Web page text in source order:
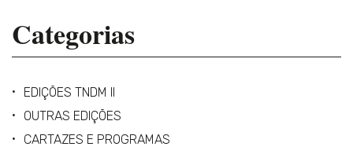
Categorias
EDIÇÕES TNDM II
OUTRAS EDIÇÕES
CARTAZES E PROGRAMAS